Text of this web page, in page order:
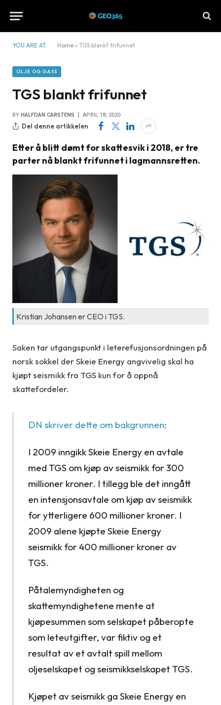
YOU ARE AT: Home » TGS blankt frifunnet
OLJE OG GASS
TGS blankt frifunnet
BY HALFDAN CARSTENS APRIL 18, 2020
Del denne artikkelen
Etter å blitt dømt for skattesvik i 2018, er tre
parter nå blankt frifunnet i lagmannsretten.
Kristian Johansen er CEO i TGS.
Saken tar utgangspunkt i leterefusjonsordningen på
norsk sokkel der Skeie Energy angvivelig skal ha
kjøpt seismikk fra TGS kun for å oppnå
skattefordeler.
DN skriver dette om bakgrunnen:
I 2009 inngikk Skeie Energy en avtale
med TGS om kjøp av seismikk for 300
millioner kroner. I tillegg ble det inngått
en intensjonsavtale om kjøp av seismikk
for ytterligere 600 millioner kroner. I
2009 alene kjøpte Skeie Energy
seismikk for 400 millioner kroner av
TGS.
Påtalemyndigheten og
skattemyndighetene mente at
kjøpesummen som selskapet påberopte
som leteutgifter, var fiktiv og et
resultat av et avtalt spill mellom
oljeselskapet og seismikkselskapet TGS.
Kjøpet av seismikk ga Skeie Energy en